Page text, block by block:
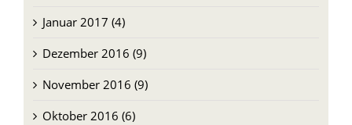
Januar 2017 (4)
Dezember 2016 (9)
November 2016 (9)
Oktober 2016 (6)